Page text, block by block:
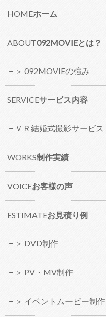
HOMEホーム
ABOUT092MOVIEとは？
＞ 092MOVIEの強み
SERVICEサービス内容
ＶＲ結婚式撮影サービス
WORKS制作実績
VOICEお客様の声
ESTIMATEお見積り例
＞ DVD制作
＞ PV・MV制作
＞ イベントムービー制作